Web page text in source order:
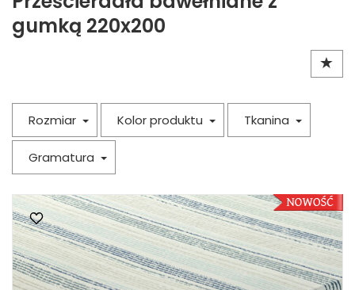
gumką 220x200
Rozmiar Kolor produktu Tkanina
Gramatura